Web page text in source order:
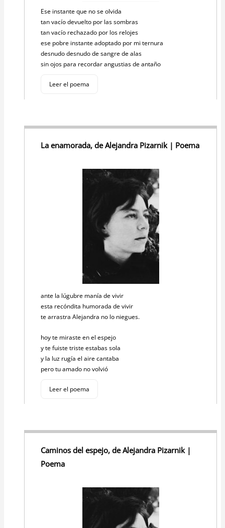
Ese instante que no se olvida
tan vacío devuelto por las sombras
tan vacío rechazado por los relojes
ese pobre instante adoptado por mi ternura
desnudo desnudo de sangre de alas
sin ojos para recordar angustias de antaño
Leer el poema
La enamorada, de Alejandra Pizarnik | Poema
ante la lúgubre manía de vivir
esta recóndita humorada de vivir
te arrastra Alejandra no lo niegues.
hoy te miraste en el espejo
y te fuiste triste estabas sola
y la luz rugía el aire cantaba
pero tu amado no volvió
Leer el poema
Caminos del espejo, de Alejandra Pizarnik |
Poema